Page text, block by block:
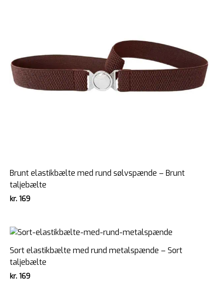
Brunt elastikbælte med rund sølvspænde – Brunt
taljebælte
kr. 169
Sort elastikbælte med rund metalspænde – Sort
taljebælte
kr. 169